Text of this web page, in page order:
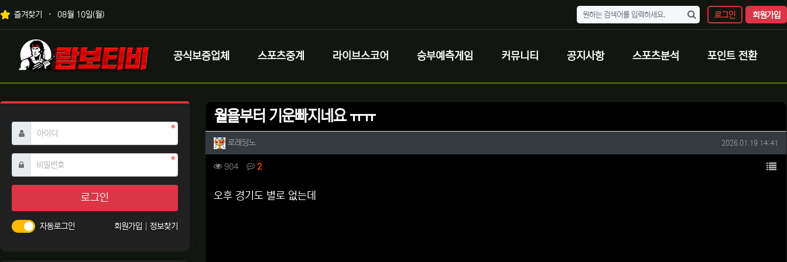
상단 네비
즐겨찾기 08월 10일(월) 로그인 회원가입
메인 메뉴
로고
공식보증업체 스포츠중계 라이브스코어 승부예측게임 커뮤니티 공지사항 스포츠분석 포인트 전환
월욜부터 기운빠지네요 ㅠㅠ
작성자 정보
로래딩노 작성일
2026.01.19 14:41
컨텐츠 정보
904조회 2댓글 목
본문
오후 경기도 별로 없는데
아이디 필수
비밀번호필수
로그인
자동로그인 회원가입 정보찾기